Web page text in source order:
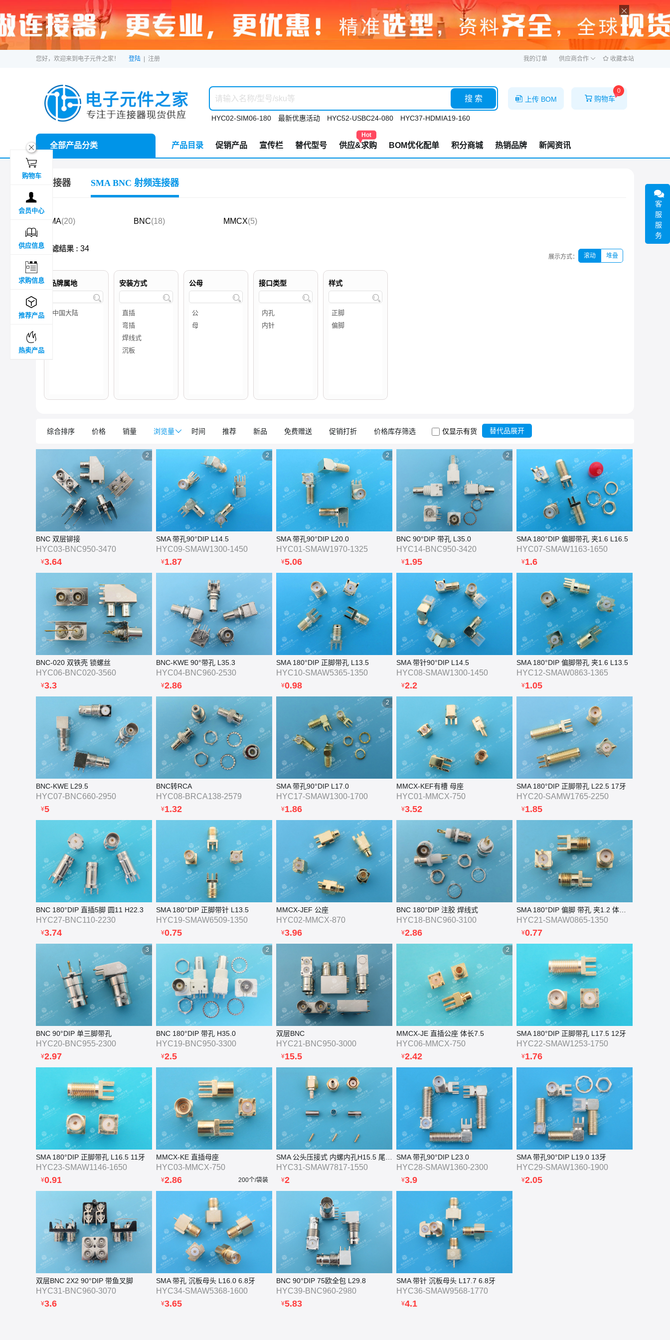
ဆ
您好，欢迎来到电子元件之家！ 登陆 注册 我的订单 供应商合作 收藏本站
HYC02-SIM06-180 最新优惠活动 HYC52-USBC24-080 HYC37-HDMIA19-160
搜 索 上传 BOM
0
购物车
全部产品分类 产品目录 促销产品 宣传栏 替代型号
Hot
供应&求购 BOM优化配单 积分商城 热销品牌 新闻资讯
连接器 SMA BNC 射频连接器
SMA(20) BNC(18) MMCX(5)
过滤结果 : 34
展示方式： 滚动 堆叠
品牌属地

安装方式

公母

接口类型

样式

综合排序 价格 销量 浏览量 时间 推荐 新品 免费赠送 促销打折 价格库存筛选 仅显示有货 替代品展开
条 列表
图片

2
BNC 双层铆接
HYC03-BNC950-3470
¥3.64
2
SMA 带孔90°DIP L14.5
HYC09-SMAW1300-1450
¥1.87
2
SMA 带孔90°DIP L20.0
HYC01-SMAW1970-1325
¥5.06
2
BNC 90°DIP 带孔 L35.0
HYC14-BNC950-3420
¥1.95
SMA 180°DIP 偏脚带孔 夹1.6 L16.5
HYC07-SMAW1163-1650
¥1.6
BNC-020 双铁壳 锁螺丝
HYC06-BNC020-3560
¥3.3
BNC-KWE 90°带孔 L35.3
HYC04-BNC960-2530
¥2.86
SMA 180°DIP 正脚带孔 L13.5
HYC10-SMAW5365-1350
¥0.98
SMA 带针90°DIP L14.5
HYC08-SMAW1300-1450
¥2.2
SMA 180°DIP 偏脚带孔 夹1.6 L13.5
HYC12-SMAW0863-1365
¥1.05
BNC-KWE L29.5
HYC07-BNC660-2950
¥5
BNC转RCA
HYC08-BRCA138-2579
¥1.32
2
SMA 带孔90°DIP L17.0
HYC17-SMAW1300-1700
¥1.86
MMCX-KEF有槽 母座
HYC01-MMCX-750
¥3.52
SMA 180°DIP 正脚带孔 L22.5 17牙
HYC20-SAMW1765-2250
¥1.85
BNC 180°DIP 直插5脚 圆11 H22.3
HYC27-BNC110-2230
¥3.74
SMA 180°DIP 正脚带针 L13.5
HYC19-SMAW6509-1350
¥0.75
MMCX-JEF 公座
HYC02-MMCX-870
¥3.96
BNC 180°DIP 注胶 焊线式
HYC18-BNC960-3100
¥2.86
HYC21-SMAW0865-1350
¥0.77
3
BNC 90°DIP 单三脚带孔
HYC20-BNC955-2300
¥2.97
2
BNC 180°DIP 带孔 H35.0
HYC19-BNC950-3300
¥2.5
双层BNC
HYC21-BNC950-3000
¥15.5
2
MMCX-JE 直插公座 体长7.5
HYC06-MMCX-750
¥2.42
SMA 180°DIP 正脚带孔 L17.5 12牙
HYC22-SMAW1253-1750
¥1.76
SMA 180°DIP 正脚带孔 L16.5 11牙
HYC23-SMAW1146-1650
¥0.91
MMCX-KE 直插母座
HYC03-MMCX-750
¥2.86 200个/袋装
HYC31-SMAW7817-1550
¥2
SMA 带孔90°DIP L23.0
HYC28-SMAW1360-2300
¥3.9
SMA 带孔90°DIP L19.0 13牙
HYC29-SMAW1360-1900
¥2.05
双层BNC 2X2 90°DIP 带鱼叉脚
HYC31-BNC960-3070
¥3.6
SMA 带孔 沉板母头 L16.0 6.8牙
HYC34-SMAW5368-1600
¥3.65
BNC 90°DIP 75欧全包 L29.8
HYC39-BNC960-2980
¥5.83
SMA 带针 沉板母头 L17.7 6.8牙
HYC36-SMAW9568-1770
¥4.1
ဆ

购物车

会员中心

供应信息

求购信息

推荐产品

热卖产品
客
服
服
务